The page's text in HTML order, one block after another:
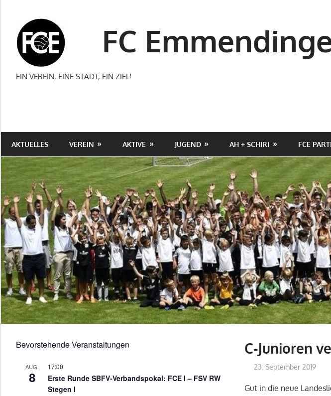
springen
FC
EIN VEREIN, EINE STADT, EIN ZIEL!
AKTUELLES VEREIN AKTIVE JUGEND AH + SCHIRI FCE
C-Junioren
23. September 2019
Gut in die neue
Bevorstehende Veranstaltungen
AUG.
8
17:00
Erste Runde SBFV-Verbandspokal: FCE I – FSV RW
Stegen I